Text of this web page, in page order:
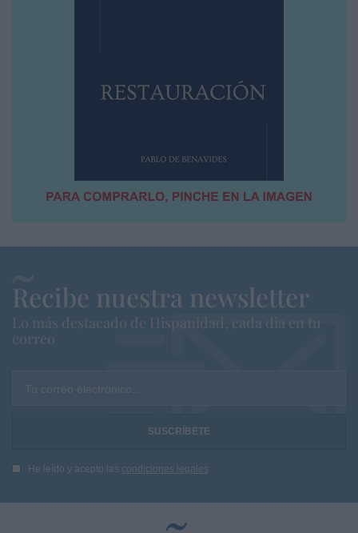
Recibe nuestra newsletter
Lo más destacado de Hispanidad, cada dia en tu
correo
Tu correo electrónico...
He leído y acepto las condiciones legales